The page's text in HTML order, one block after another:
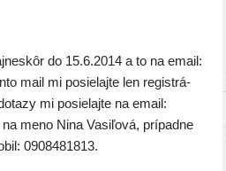
do 15.6.2014 a to na email:
mail mi posie­laj­te len regis­trá­
mi posie­laj­te na email:
meno Nina Vasiľová, prí­pad­ne
0908481813.